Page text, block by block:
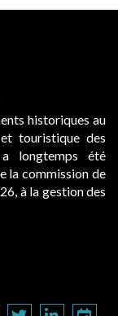
historiques au
touristique des
longtemps été
la commission de
à la gestion des